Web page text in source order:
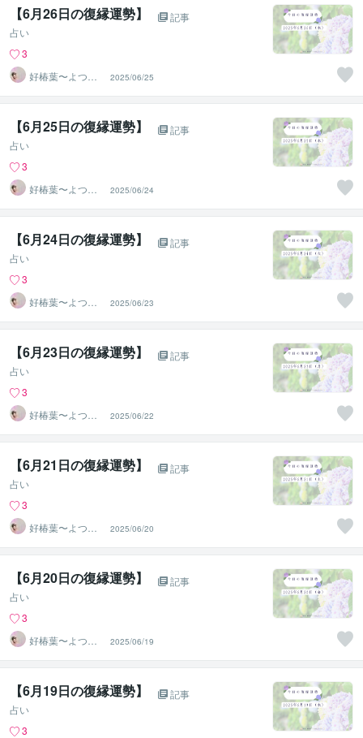
【6月26日の復縁運勢】
記事
占い
3
好椿葉〜よつ
ば〜
2025/06/25
【6月25日の復縁運勢】
記事
占い
3
好椿葉〜よつ
ば〜
2025/06/24
【6月24日の復縁運勢】
記事
占い
3
好椿葉〜よつ
ば〜
2025/06/23
【6月23日の復縁運勢】
記事
占い
3
好椿葉〜よつ
ば〜
2025/06/22
【6月21日の復縁運勢】
記事
占い
3
好椿葉〜よつ
ば〜
2025/06/20
【6月20日の復縁運勢】
記事
占い
3
好椿葉〜よつ
ば〜
2025/06/19
【6月19日の復縁運勢】
記事
占い
3